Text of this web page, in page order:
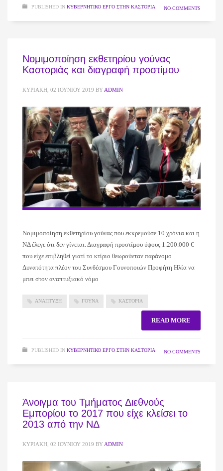
PUBLISHED IN ΚΥΒΕΡΝΗΤΙΚΌ ΈΡΓΟ ΣΤΗΝ ΚΑΣΤΟΡΙΆ NO COMMENTS
Νομιμοποίηση εκθετηρίου γούνας
Καστοριάς και διαγραφή προστίμου
ΚΥΡΙΑΚΉ, 02 ΙΟΥΝΊΟΥ 2019 BY ADMIN
Νομιμοποίηση εκθετηρίου γούνας που εκκρεμούσε 10 χρόνια και η
ΝΔ έλεγε ότι δεν γίνεται. Διαγραφή προστίμου ύψους 1.200.000 €
που είχε επιβληθεί γιατί το κτίριο θεωρούνταν παράνομο
Δυνατότητα πλέον του Συνδέσμου Γουνοποιών Προφήτη Ηλία να
μπει στον αναπτυξιακό νόμο
ΑΝΑΠΤΥΞΗ ΓΟΥΝΑ ΚΑΣΤΟΡΙΑ
READ MORE
PUBLISHED IN ΚΥΒΕΡΝΗΤΙΚΌ ΈΡΓΟ ΣΤΗΝ ΚΑΣΤΟΡΙΆ NO COMMENTS
Άνοιγμα του Τμήματος Διεθνούς
Εμπορίου το 2017 που είχε κλείσει το
2013 από την ΝΔ
ΚΥΡΙΑΚΉ, 02 ΙΟΥΝΊΟΥ 2019 BY ADMIN